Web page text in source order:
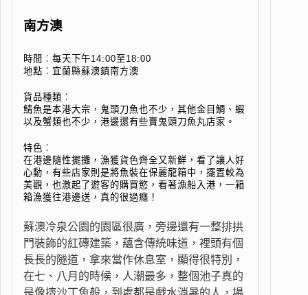
南方澳
時間︰每天下午14:00至18:00
地點︰宜蘭縣蘇澳鎮南方澳
貨品種類︰
鯖魚是本港大宗，鬼頭刀魚也不少，其他金目鯛、蝦
以及蟹類也不少，港邊還有些賣鬼頭刀魚丸店家。
特色︰
在港邊隨性擺攤，漁獲貨色齊全又新鮮，看了讓人好
心動，有些店家則是將魚裝在保麗龍箱中，擺置較為
美觀，也激起了遊客的購買慾，看著漁船入港，一箱
箱漁獲往港邊送，真的很過癮！
蘇澳冷泉公園的園區很廣，旁邊還有一整排拱
門裝飾的紅磚建築，蘊含傳統味道，裡頭有個
長長的隧道，拿來當作休息室，顯得很特別，
在七、八月的時候，人潮最多，整個池子真的
是像擠沙丁魚般，到處都是戲水消暑的人，場